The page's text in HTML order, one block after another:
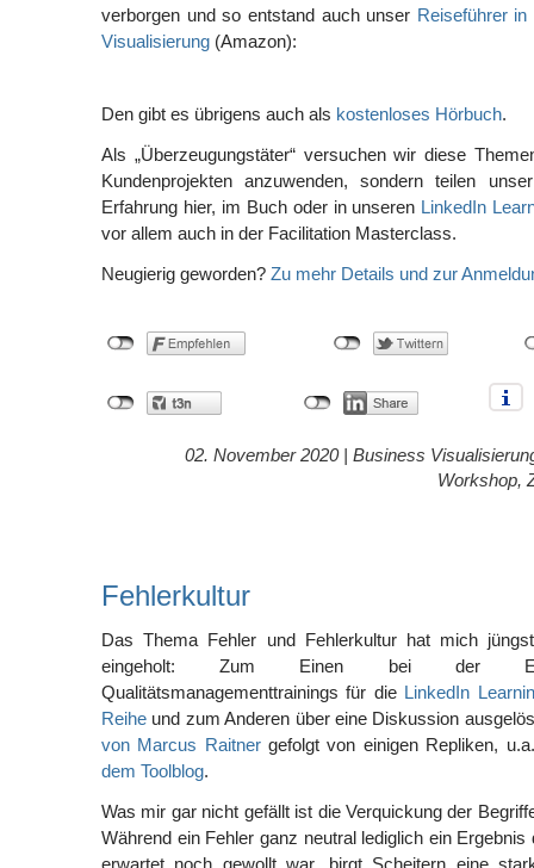
verborgen und so entstand auch unser Reiseführer
Visualisierung (Amazon):
Den gibt es übrigens auch als kostenloses Hörbuch.
Als „Überzeugungstäter“ versuchen wir diese
Kundenprojekten anzuwenden, sondern teilen
Erfahrung hier, im Buch oder in unseren LinkedIn
vor allem auch in der Facilitation Masterclass.
Neugierig geworden? Zu mehr Details und zur
02. November 2020 | Business
Workshop,
Fehlerkultur
Das Thema Fehler und Fehlerkultur hat mich
eingeholt: Zum Einen bei der
Qualitätsmanagementtrainings für die LinkedIn
Reihe und zum Anderen über eine Diskussion
von Marcus Raitnergefolgt von einigen Repliken,
dem Toolblog.
Was mir gar nicht gefällt ist die Verquickung der
Während ein Fehler ganz neutral lediglich ein
erwartet noch gewollt war, birgt Scheitern eine